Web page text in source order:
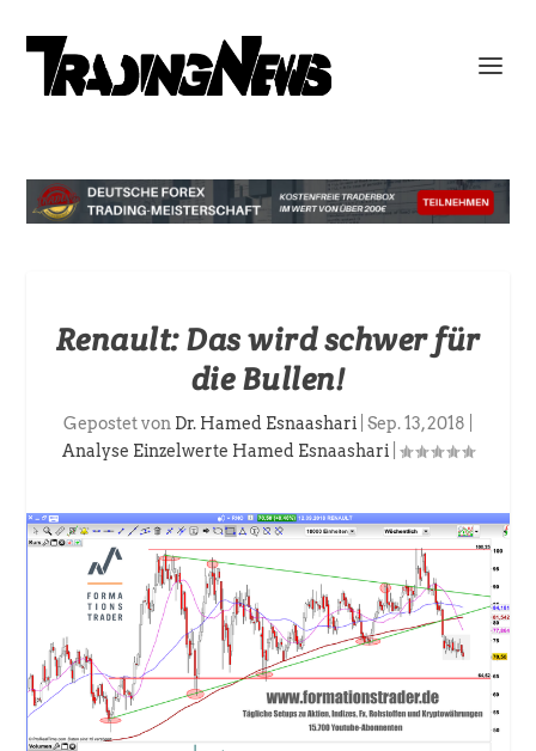
Renault: Das wird schwer für
die Bullen!
Gepostet von Dr. Hamed Esnaashari Sep. 13, 2018
Analyse Einzelwerte Hamed Esnaashari